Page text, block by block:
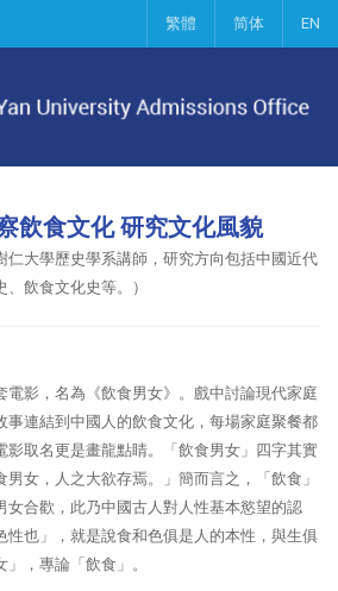
繁體 简体 EN
飲食文化 研究文化風貌
仁大學歷史學系講師，研究方向包括中國近代
飲食文化史等。
）
電影，名為《飲食男女》。戲中討論現代家庭
事連結到中國人的飲食文化，每場家庭聚餐都
影取名更是畫龍點睛。「飲食男女」四字其實
女，人之大欲存焉。」簡而言之，「飲食」
女合歡，此乃中國古人對人性基本慾望的認
性也」，就是說食和色俱是人的本性，與生俱
，專論「飲食」。